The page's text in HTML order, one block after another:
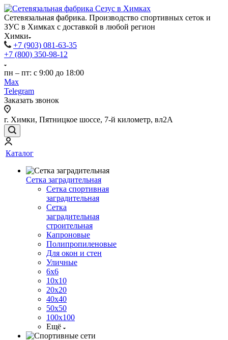
Сетевязальная фабрика. Производство спортивных сеток и
ЗУС в Химках с доставкой в любой регион
Химки
+7 (903) 081-63-35
+7 (800) 350-98-12
пн – пт: с 9:00 до 18:00
Max
Telegram
Заказать звонок
г. Химки, Пятницкое шоссе, 7-й километр, вл2А
Каталог
Сетка заградительная
Сетка спортивная
заградительная
Сетка
заградительная
строительная
Капроновые
Полипропиленовые
Для окон и стен
Уличные
6х6
10х10
20х20
40х40
50х50
100х100
Ещё